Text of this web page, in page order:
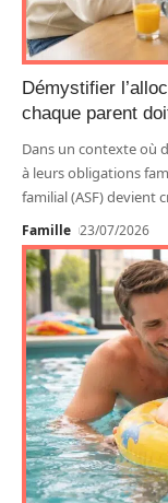
Démystifier
chaque parent
Dans un contexte où
à leurs obligations
familial (ASF) devient
Famille 23/07/2026